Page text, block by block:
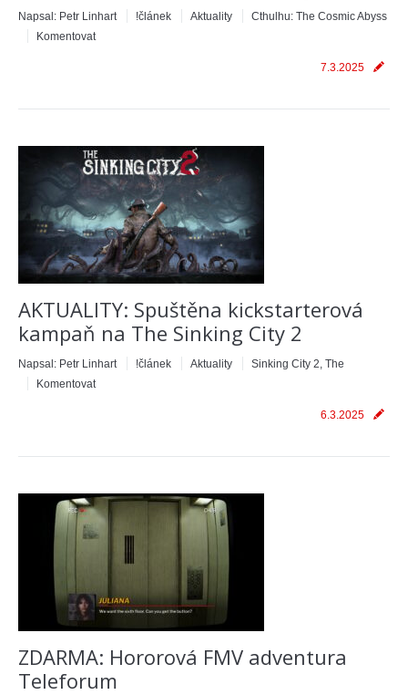
Napsal: Petr Linhart !článek Aktuality
Cthulhu: The Cosmic Abyss
Komentovat
7.3.2025
AKTUALITY: Spuštěna kickstarterová
kampaň na The Sinking City 2
Napsal: Petr Linhart !článek Aktuality
Sinking City 2, The
Komentovat
6.3.2025
ZDARMA: Hororová FMV adventura
Teleforum